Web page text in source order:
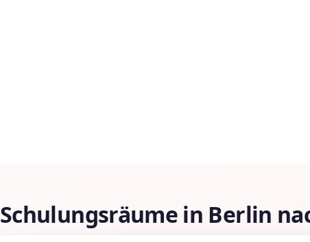
Schulungsräume in Berlin